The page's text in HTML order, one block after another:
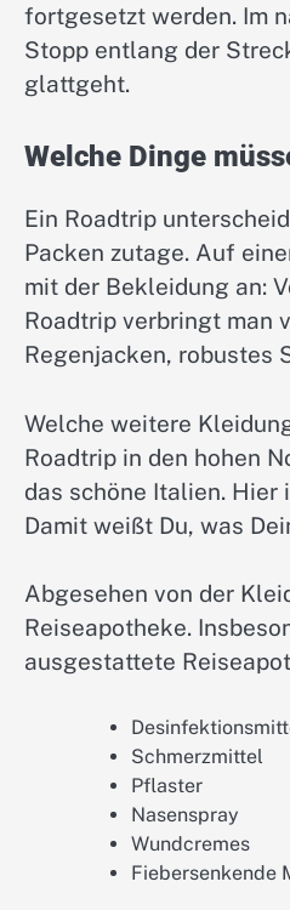
fortgesetzt werden. Im
Stopp entlang der
glattgeht.
Welche Dinge
Ein Roadtrip
Packen zutage. Auf
mit der Bekleidung an:
Roadtrip verbringt man
Regenjacken, robustes
Welche weitere
Roadtrip in den hohen
das schöne Italien.
Damit weißt Du, was
Abgesehen von der
Reiseapotheke.
ausgestattete
Schmerzmittel
Pflaster
Nasenspray
Wundcremes
Fiebersenkende